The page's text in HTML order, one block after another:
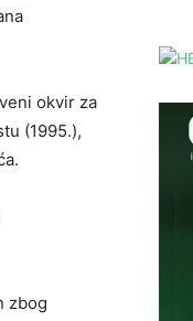
okvir za
(1995.),
zbog